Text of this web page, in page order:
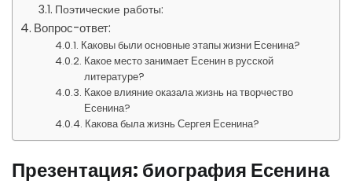
Поэтические работы:
Вопрос-ответ:
Каковы были основные этапы жизни Есенина?
Какое место занимает Есенин в русской
литературе?
Какое влияние оказала жизнь на творчество
Есенина?
Какова была жизнь Сергея Есенина?
Презентация: биография Есенина